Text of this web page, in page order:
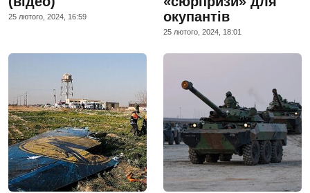
25 лютого, 2024, 16:59
окупантів
25 лютого, 2024, 18:01